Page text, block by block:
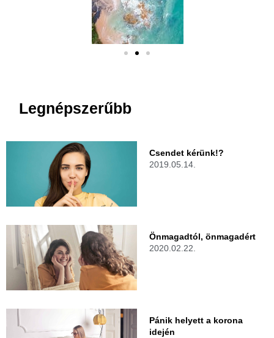
Legnépszerűbb
Csendet kérünk!?
2019.05.14.
Önmagadtól, önmagadért
2020.02.22.
Pánik helyett a korona
idején